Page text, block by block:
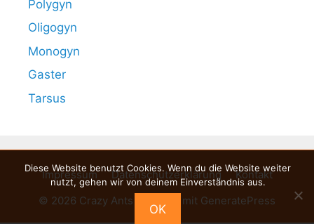
Polygyn
Oligogyn
Monogyn
Gaster
Tarsus
Impressum Datenschutzerklärung
Kontakt
© 2026 Crazy Ants • Erstellt mit GeneratePress
Diese Website benutzt Cookies. Wenn du die Website weiter
nutzt, gehen wir von deinem Einverständnis aus.
OK